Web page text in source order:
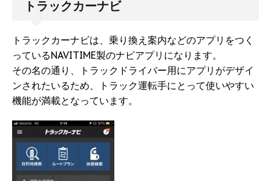
トラックカーナビ
トラックカーナビは、乗り換え案内などのアプリをつく
っているNAVITIME製のナビアプリになります。
その名の通り、トラックドライバー用にアプリがデザイ
ンされたいるため、トラック運転手にとって使いやすい
機能が満載となっています。